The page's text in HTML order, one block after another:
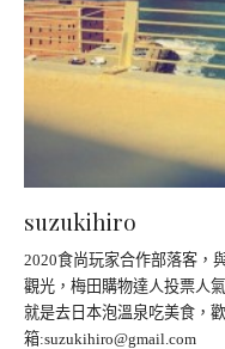
suzukihiro
2020食尚玩家合作部落客，
觀光，梅田購物達人投票人
就是去日本泡溫泉吃美食，
箱:suzukihiro@gmail.com